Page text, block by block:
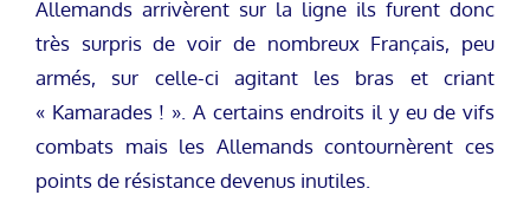
Allemands arrivèrent sur la ligne ils furent donc
très surpris de voir de nombreux Français, peu
armés, sur celle-ci agitant les bras et criant
« Kamarades ! ». A certains endroits il y eu de vifs
combats mais les Allemands contournèrent ces
points de résistance devenus inutiles.